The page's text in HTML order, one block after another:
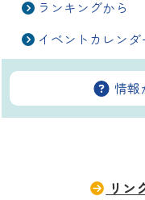
ランキングから
イベントカレンダ
情報
リン